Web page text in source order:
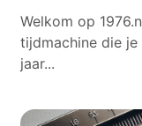
Welkom op
tijdmachine die je
jaar...